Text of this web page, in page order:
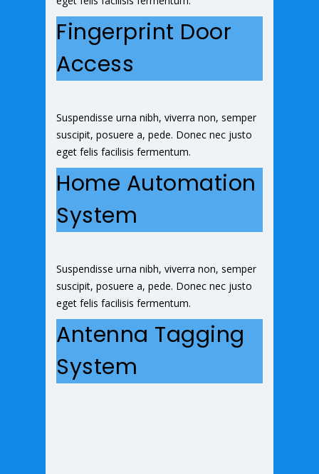
Fingerprint Door
Access
Suspendisse urna nibh, viverra non, semper
suscipit, posuere a, pede. Donec nec justo
eget felis facilisis fermentum.
Home Automation
System
Suspendisse urna nibh, viverra non, semper
suscipit, posuere a, pede. Donec nec justo
eget felis facilisis fermentum.
Antenna Tagging
System